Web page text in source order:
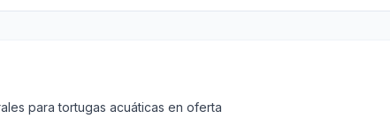
para tortugas acuáticas en oferta